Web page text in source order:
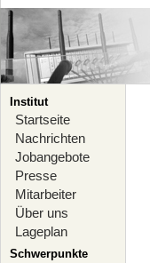
Institut
Startseite
Nachrichten
Jobangebote
Presse
Mitarbeiter
Über uns
Lageplan
Schwerpunkte